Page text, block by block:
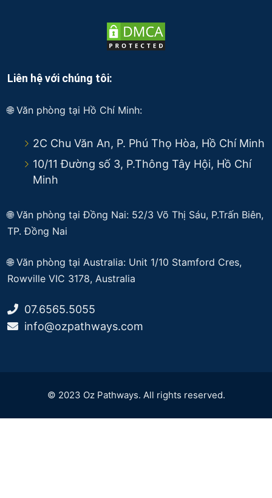
Liên hệ với chúng tôi:
🌐 Văn phòng tại Hồ Chí Minh:
2C Chu Văn An, P. Phú Thọ Hòa, Hồ Chí Minh
10/11 Đường số 3, P.Thông Tây Hội, Hồ Chí
Minh
🌐 Văn phòng tại Đồng Nai: 52/3 Võ Thị Sáu, P.Trấn Biên,
TP. Đồng Nai
🌐Văn phòng tại Australia: Unit 1/10 Stamford Cres,
Rowville VIC 3178, Australia
07.6565.5055
info@ozpathways.com
© 2023 Oz Pathways. All rights reserved.